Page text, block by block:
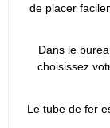
de placer
Dans le
choisissez
Le tube de fer